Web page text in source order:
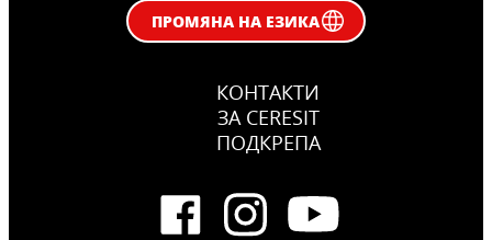
ПРОМЯНА НА ЕЗИКА
КОНТАКТИ
ЗА CERESIT
ПОДКРЕПА